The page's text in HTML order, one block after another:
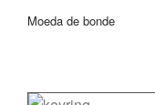
Moeda de bonde